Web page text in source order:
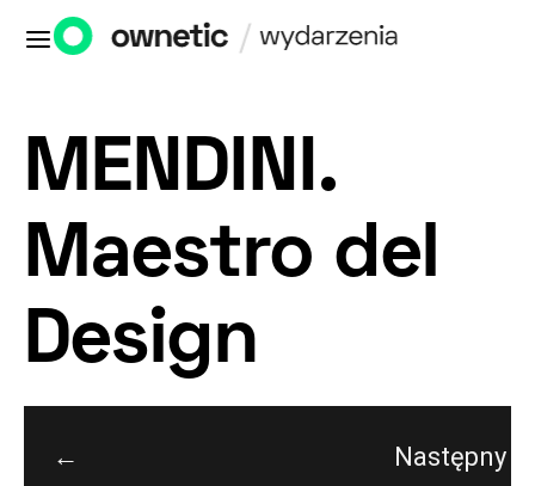
MENDINI.
Maestro del
Design
←
Następny